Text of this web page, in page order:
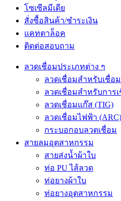
โซเซีลมีเดีย
สั่งซื้อสินค้า/ชำระเงิน
แคทตาล็อค
ติดต่อสอบถาม
ลวดเชื่อมประเภทต่าง ๆ
ลวดเชื่อมสำหรับเชื่อ
ลวดเชื่อมสำหรับการ
ลวดเชื่อมแก๊ส (TIG)
ลวดเชื่อมไฟฟ้า (ARC)
กระบอกอบลวดเชื่อม
สายลมอุตสาหกรรม
สายส่งน้ำผ้าใบ
ท่อ PU ไส้ลวด
ท่อยางผ้าใบ
ท่อยางอุตสาหกรรม